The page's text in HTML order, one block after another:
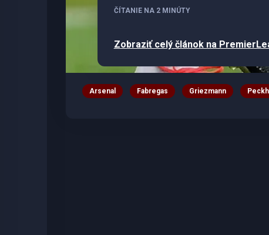
ČÍTANIE NA 2 MINÚTY
Zobraziť celý článok na
Arsenal Fabregas Griezmann